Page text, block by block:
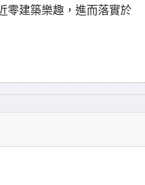
零建築樂趣，進而落實於